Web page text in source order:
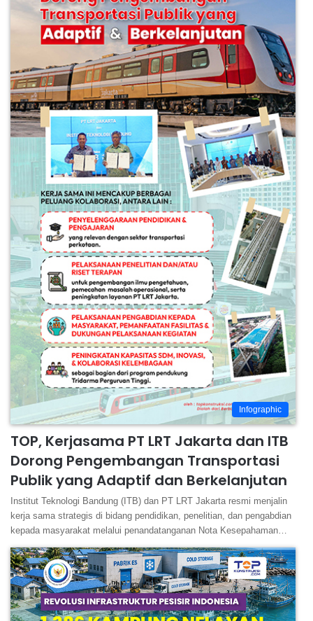
Infographic
TOP, Kerjasama PT LRT Jakarta dan ITB
Dorong Pengembangan Transportasi
Publik yang Adaptif dan Berkelanjutan
Institut Teknologi Bandung (ITB) dan PT LRT Jakarta resmi menjalin
kerja sama strategis di bidang pendidikan, penelitian, dan pengabdian
kepada masyarakat melalui penandatanganan Nota Kesepahaman…